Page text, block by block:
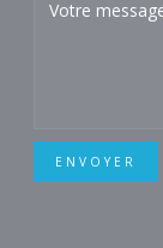
ENVOYER